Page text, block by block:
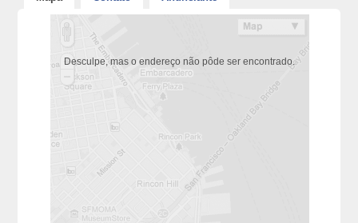
Desculpe, mas o endereço não pôde ser encontrado.